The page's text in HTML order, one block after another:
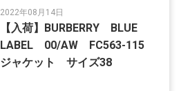
2022年08月14日
【入荷】BURBERRY BLUE
LABEL 00/AW FC563-115
ジャケット サイズ38